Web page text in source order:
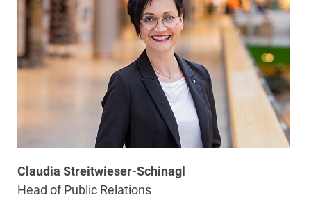
Claudia Streitwieser-Schinagl
Head of Public Relations